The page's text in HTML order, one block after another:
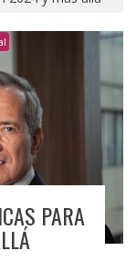
PARA